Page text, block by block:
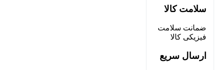
سلامت کالا
ضمانت سلامت
فیزیکی کالا
ارسال سریع